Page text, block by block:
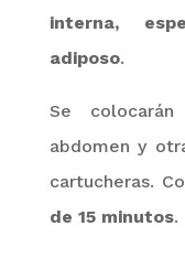
interna,
adiposo.
Se
abdomen y
cartucheras.
de 15 minutos.